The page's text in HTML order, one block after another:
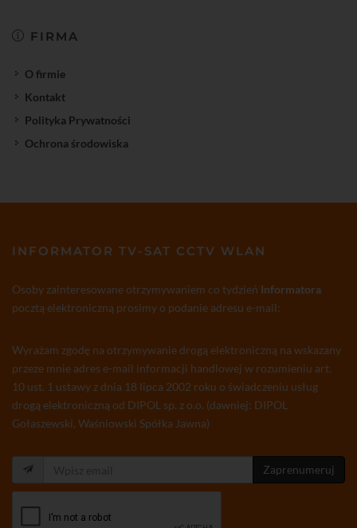
FIRMA
O firmie
Kontakt
Polityka Prywatności
Ochrona środowiska
INFORMATOR TV-SAT CCTV WLAN
Osoby zainteresowane otrzymywaniem co tydzień Informatora
pocztą elektroniczną prosimy o podanie adresu e-mail:
Wyrażam zgodę na otrzymywanie drogą elektroniczną na wskazany
przeze mnie adres e-mail informacji handlowej w rozumieniu art.
10 ust. 1 ustawy z dnia 18 lipca 2002 roku o świadczeniu usług
drogą elektroniczną od DIPOL sp. z o.o. (dawniej: DIPOL
Gołaszewski, Waśniowski Spółka Jawna)
Zaprenumeruj